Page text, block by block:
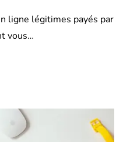
ligne légitimes payés par
vous…